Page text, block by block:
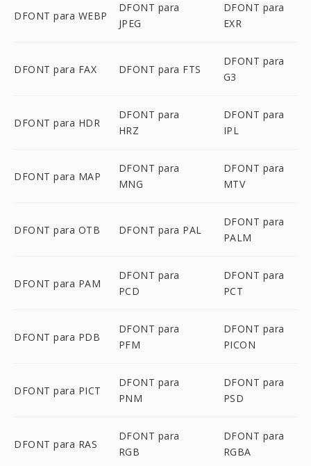
DFONT para WEBP
DFONT para
JPEG
DFONT para
EXR
DFONT para FAX DFONT para FTS
DFONT para
G3
DFONT para HDR
DFONT para
HRZ
DFONT para
IPL
DFONT para MAP
DFONT para
MNG
DFONT para
MTV
DFONT para OTB DFONT para PAL
DFONT para
PALM
DFONT para PAM
DFONT para
PCD
DFONT para
PCT
DFONT para PDB
DFONT para
PFM
DFONT para
PICON
DFONT para PICT
DFONT para
PNM
DFONT para
PSD
DFONT para RAS
DFONT para
RGB
DFONT para
RGBA